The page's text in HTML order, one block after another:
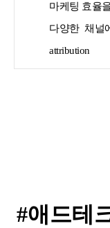
마케팅 효율
다양한 채널
attribution
#애드테